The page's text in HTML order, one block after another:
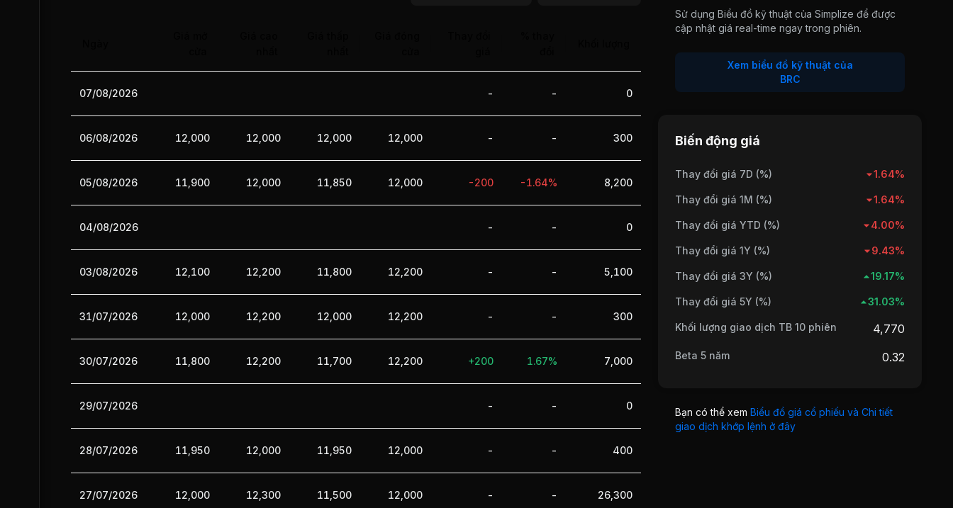
07/08/2026 - - 0
06/08/2026 12,000 12,000 12,000 12,000 - - 300
05/08/2026 11,900 12,000 11,850 12,000 -200 -1.64% 8,200
04/08/2026 - - 0
03/08/2026 12,100 12,200 11,800 12,200 - - 5,100
31/07/2026 12,000 12,200 12,000 12,200 - - 300
30/07/2026 11,800 12,200 11,700 12,200 +200 1.67% 7,000
29/07/2026 - - 0
28/07/2026 11,950 12,000 11,950 12,000 - - 400
27/07/2026 12,000 12,300 11,500 12,000 - - 26,300
Sử dụng Biểu đồ kỹ thuật của Simplize để được
cập nhật giá real-time ngay trong phiên.
Xem biểu đồ kỹ thuật của
BRC
Biến động giá
Thay đổi giá 7D (%) 1.64%
Thay đổi giá 1M (%) 1.64%
Thay đổi giá YTD (%) 4.00%
Thay đổi giá 1Y (%) 9.43%
Thay đổi giá 3Y (%) 19.17%
Thay đổi giá 5Y (%) 31.03%
Khối lượng giao dịch TB 10 phiên 4,770
Beta 5 năm 0.32
Bạn có thể xem Biểu đồ giá cổ phiếu và Chi tiết
giao dịch khớp lệnh ở đây